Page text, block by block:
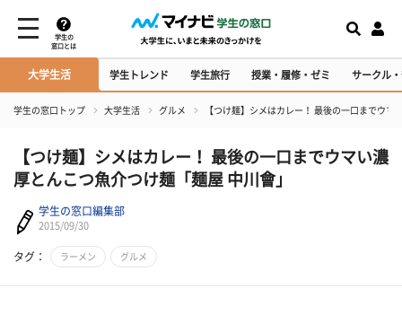
学生の
窓口とは
大学生活 学生トレンド 学生旅行 授業・履修・ゼミ サークル
学生の窓口トップ 大学生活 グルメ 【つけ麺】シメはカレー！ 最後の一口までウ
【つけ麺】シメはカレー！ 最後の一口までウマい濃
厚とんこつ魚介つけ麺「麺屋 中川會」
学生の窓口編集部
2015/09/30
タグ： ラーメン グルメ